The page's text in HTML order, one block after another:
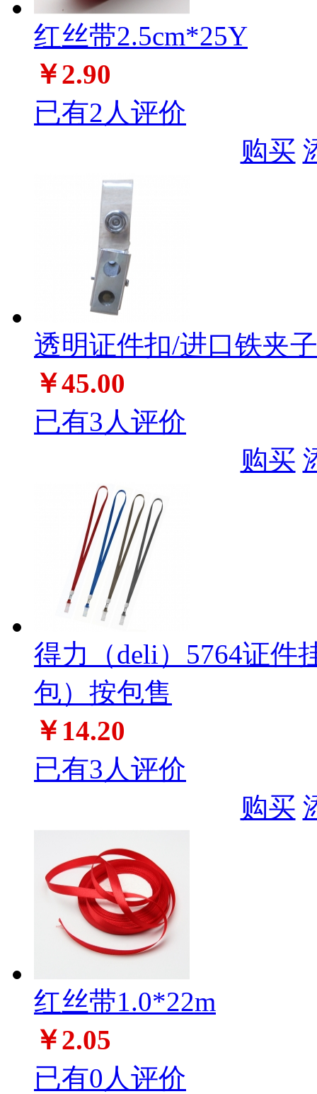
红丝带2.5cm*25Y
￥2.90
已有2人评价
购买
透明证件扣/进口铁夹
￥45.00
已有3人评价
购买
得力（deli）5764证件
包）按包售
￥14.20
已有3人评价
购买
红丝带1.0*22m
￥2.05
已有0人评价